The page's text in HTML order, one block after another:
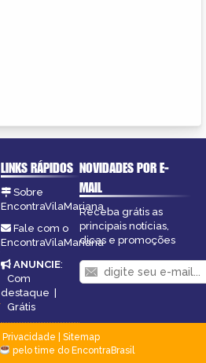
LINKS RÁPIDOS
Sobre
EncontraVilaMariana
Fale com o
EncontraVilaMariana
ANUNCIE:
Com
destaque |
Grátis
NOVIDADES POR E-
MAIL
Receba grátis as
principais notícias,
dicas e promoções
Privacidade
Sitemap
pelo time do EncontraBrasil